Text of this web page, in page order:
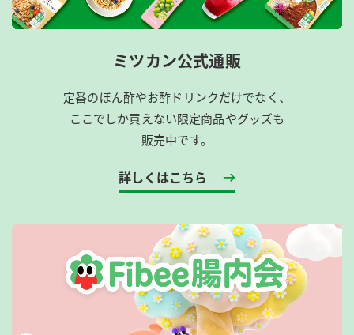
ミツカン公式通販
定番のぽん酢やお酢ドリンクだけでなく、
ここでしか買えない限定商品やグッズも
販売中です。
詳しくはこちら